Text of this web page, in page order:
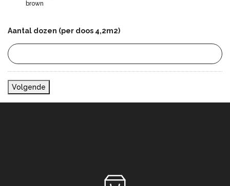
brown
Aantal dozen (per doos 4,2m2)
Volgende